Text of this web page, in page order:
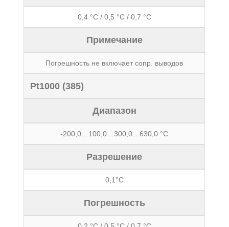
0,4 °С / 0,5 °С / 0,7 °С
Примечание
Погрешность не включает сопр. выводов
Pt1000 (385)
Диапазон
-200,0…100,0…300,0…630,0 °С
Разрешение
0,1°С
Погрешность